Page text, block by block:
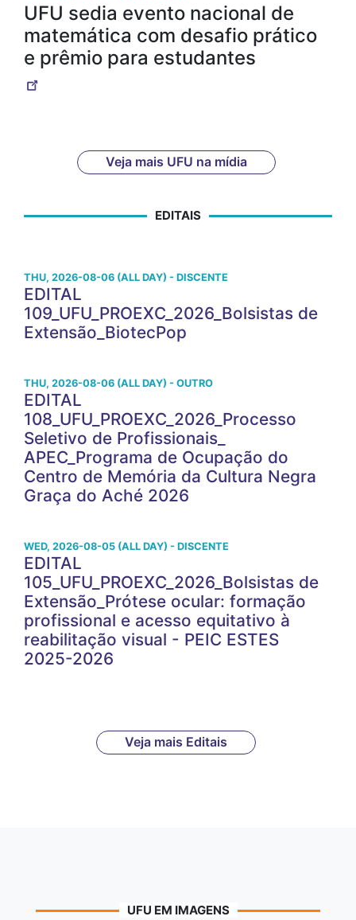
UFU sedia evento nacional de
matemática com desafio prático
e prêmio para estudantes
Veja mais UFU na mídia
EDITAIS
THU, 2026-08-06 (ALL DAY) - DISCENTE
EDITAL
109_UFU_PROEXC_2026_Bolsistas de
Extensão_BiotecPop
THU, 2026-08-06 (ALL DAY) - OUTRO
EDITAL
108_UFU_PROEXC_2026_Processo
Seletivo de Profissionais_
APEC_Programa de Ocupação do
Centro de Memória da Cultura Negra
Graça do Aché 2026
WED, 2026-08-05 (ALL DAY) - DISCENTE
EDITAL
105_UFU_PROEXC_2026_Bolsistas de
Extensão_Prótese ocular: formação
profissional e acesso equitativo à
reabilitação visual - PEIC ESTES
2025-2026
Veja mais Editais
UFU EM IMAGENS